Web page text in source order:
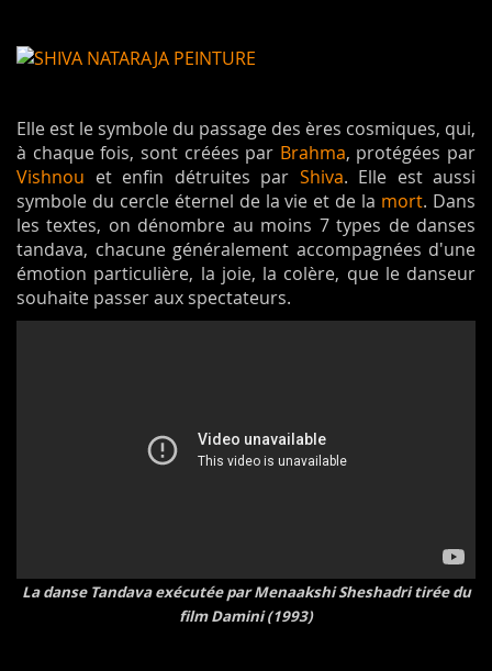
Elle est le symbole du passage des ères cosmiques, qui,
à chaque fois, sont créées par Brahma, protégées par
Vishnou et enfin détruites par Shiva. Elle est aussi
symbole du cercle éternel de la vie et de la mort. Dans
les textes, on dénombre au moins 7 types de danses
tandava, chacune généralement accompagnées d'une
émotion particulière, la joie, la colère, que le danseur
souhaite passer aux spectateurs.
La danse Tandava exécutée par Menaakshi Sheshadri tirée du
film Damini (1993)